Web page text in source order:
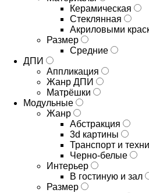
Керамическая
Стеклянная
Акриловыми
Размер
Средние
ДПИ
Аппликация
Жанр ДПИ
Матрёшки
Модульные
Жанр
Абстракция
3d картины
Транспорт и
Черно-белые
Интерьер
В гостиную и зал
Размер